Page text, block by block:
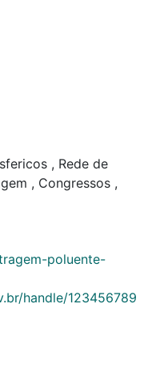
, Rede de
, Congressos ,
poluente-
handle/123456789